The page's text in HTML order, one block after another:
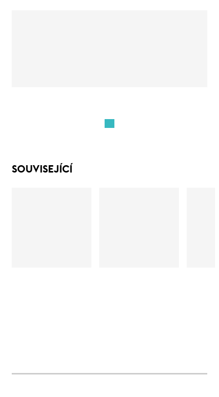
SOUVISEJÍCÍ